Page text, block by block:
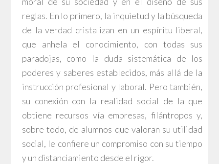
reglas. En lo primero, la inquietud y la búsqueda
de la verdad cristalizan en un espíritu liberal,
que anhela el conocimiento, con todas sus
paradojas, como la duda sistemática de los
poderes y saberes establecidos, más allá de la
instrucción profesional y laboral. Pero también,
su conexión con la realidad social de la que
obtiene recursos vía empresas, filántropos y,
sobre todo, de alumnos que valoran su utilidad
social, le confiere un compromiso con su tiempo
y un distanciamiento desde el rigor.